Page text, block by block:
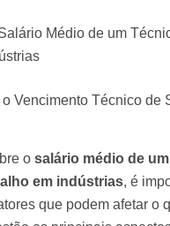
Médio de um
o Vencimento Técnico de
o salário médio de
em indústrias, é
que podem afetar o